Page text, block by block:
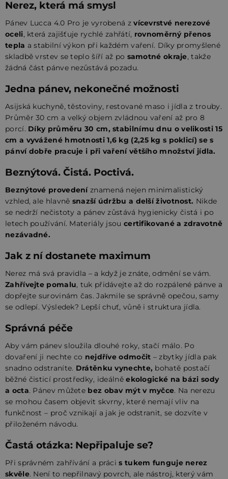
Nerez, která má smysl
Pánev Lucca 4.0 Pro je vyrobená zvícevrstvé nerezové
oceli, která zajišťuje rychlé zahřátí, rovnoměrný přenos
tepla a stabilní výkon při každém vaření. Díky promyšlené
skladbě vrstev se teplo šíří až po samotné okraje, takže
žádná část pánve nezůstává pozadu.
Jedna pánev, nekonečné možnosti
Asijská kuchyně, těstoviny, restované maso i jídla z trouby.
Průměr 30 cm a velký objem zvládnou vaření až pro 8
porcí. Díky průměru 30 cm, stabilnímu dnu o velikosti 15
cm a vyvážené hmotnosti 1,6 kg (2,25 kg s poklicí) se s
pánví dobře pracuje i při vaření většího množství jídla.
Beznýtová. Čistá. Poctivá.
Beznýtové provedeníznamená nejen minimalistický
vzhled, ale hlavně snazší údržbu a delší životnost. Nikde
se nedrží nečistoty a pánev zůstává hygienicky čistá i po
letech používání. Materiály jsou certifikované a zdravotně
nezávadné.
Jak z ní dostanete maximum
Nerez má svá pravidla – a když je znáte, odmění se vám.
Zahřívejte pomalu, tuk přidávejte až do rozpálené pánve a
dopřejte surovinám čas. Jakmile se správně opečou, samy
se odlepí. Výsledek? Lepší chuť, vůně i struktura jídla.
Správná péče
Aby vám pánev sloužila dlouhé roky, stačí málo. Po
dovaření ji nechte co nejdříve odmočit – zbytky jídla pak
snadno odstraníte. Drátěnku vynechte, bohatě postačí
běžné čisticí prostředky, ideálněekologické na bázi sody
a octa. Pánev můžete bez obav mýt v myčce. Na nerezu
se mohou časem objevit skvrny, které nemají vliv na
funkčnost – proč vznikají a jak je odstranit, se dozvíte v
přiloženém návodu.
Častá otázka: Nepřipaluje se?
Při správném zahřívání a prácis tukem funguje nerez
skvěle. Není to nepřilnavý povrch, ale nástroj, který vám